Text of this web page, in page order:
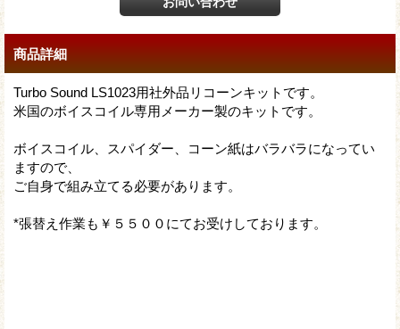
商品詳細
Turbo Sound LS1023用社外品リコーンキットです。
米国のボイスコイル専用メーカー製のキットです。
ボイスコイル、スパイダー、コーン紙はバラバラになってい
ますので、
ご自身で組み立てる必要があります。
*張替え作業も￥５５００にてお受けしております。